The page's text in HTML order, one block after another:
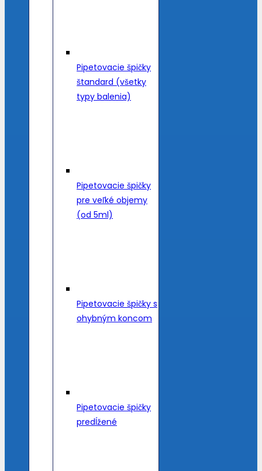
Pipetovacie špičky
štandard (všetky
typy balenia)
Pipetovacie špičky
pre veľké objemy
(od 5ml)
Pipetovacie špičky s
ohybným koncom
Pipetovacie špičky
predĺžené